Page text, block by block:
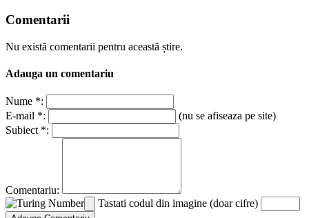
Comentarii
Nu există comentarii pentru această știre.
Adauga un comentariu
Nume *:
E-mail *:
(nu se afiseaza pe site)
Subiect *:
Comentariu:
Tastati codul din imagine (doar cifre)